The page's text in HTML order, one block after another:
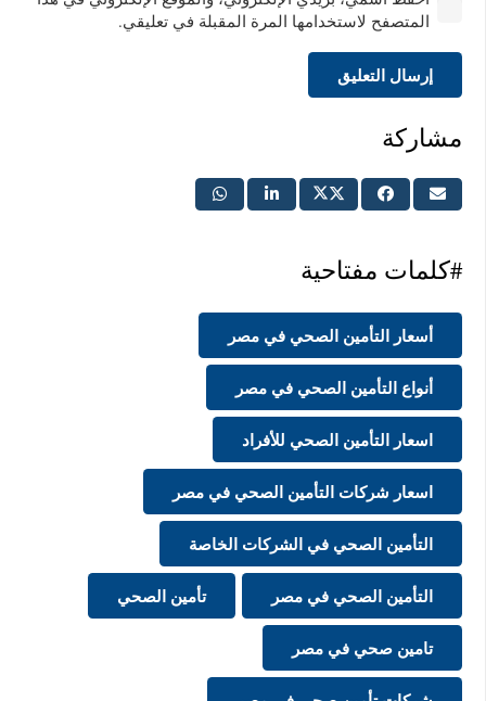
المتصفح لاستخدامها المرة المقبلة في تعليقي.
إرسال التعليق
مشاركة
#كلمات مفتاحية
أسعار التأمين الصحي في مصر
أنواع التأمين الصحي في مصر
اسعار التأمين الصحي للأفراد
اسعار شركات التأمين الصحي في مصر
التأمين الصحي في الشركات الخاصة
التأمين الصحي في مصر تأمين الصحي
تامين صحي في مصر